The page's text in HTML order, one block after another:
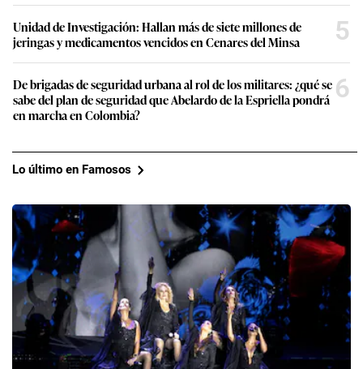
Unidad de Investigación: Hallan más de siete millones de
jeringas y medicamentos vencidos en Cenares del Minsa
5
De brigadas de seguridad urbana al rol de los militares: ¿qué se
sabe del plan de seguridad que Abelardo de la Espriella pondrá
en marcha en Colombia?
6
Lo último en Famosos